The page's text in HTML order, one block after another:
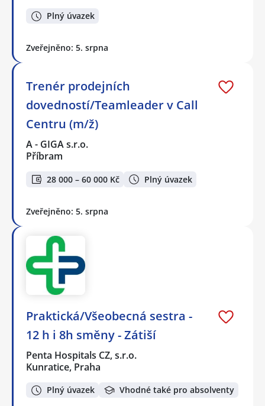
Plný úvazek
Zveřejněno: 5. srpna
Trenér prodejních
dovedností/Teamleader v Call
Centru (m/ž)
A - GIGA s.r.o.
Příbram
28 000 – 60 000 Kč Plný úvazek
Zveřejněno: 5. srpna
Praktická/Všeobecná sestra -
12 h i 8h směny - Zátiší
Penta Hospitals CZ, s.r.o.
Kunratice, Praha
Plný úvazek Vhodné také pro absolventy